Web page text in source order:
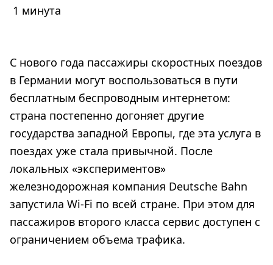
1 минута
С нового года пассажиры скоростных поездов
в Германии могут воспользоваться в пути
бесплатным беспроводным интернетом:
страна постепенно догоняет другие
государства западной Европы, где эта услуга в
поездах уже стала привычной. После
локальных «экспериментов»
железнодорожная компания Deutsche Bahn
запустила Wi-Fi по всей стране. При этом для
пассажиров второго класса сервис доступен с
ограничением объема трафика.